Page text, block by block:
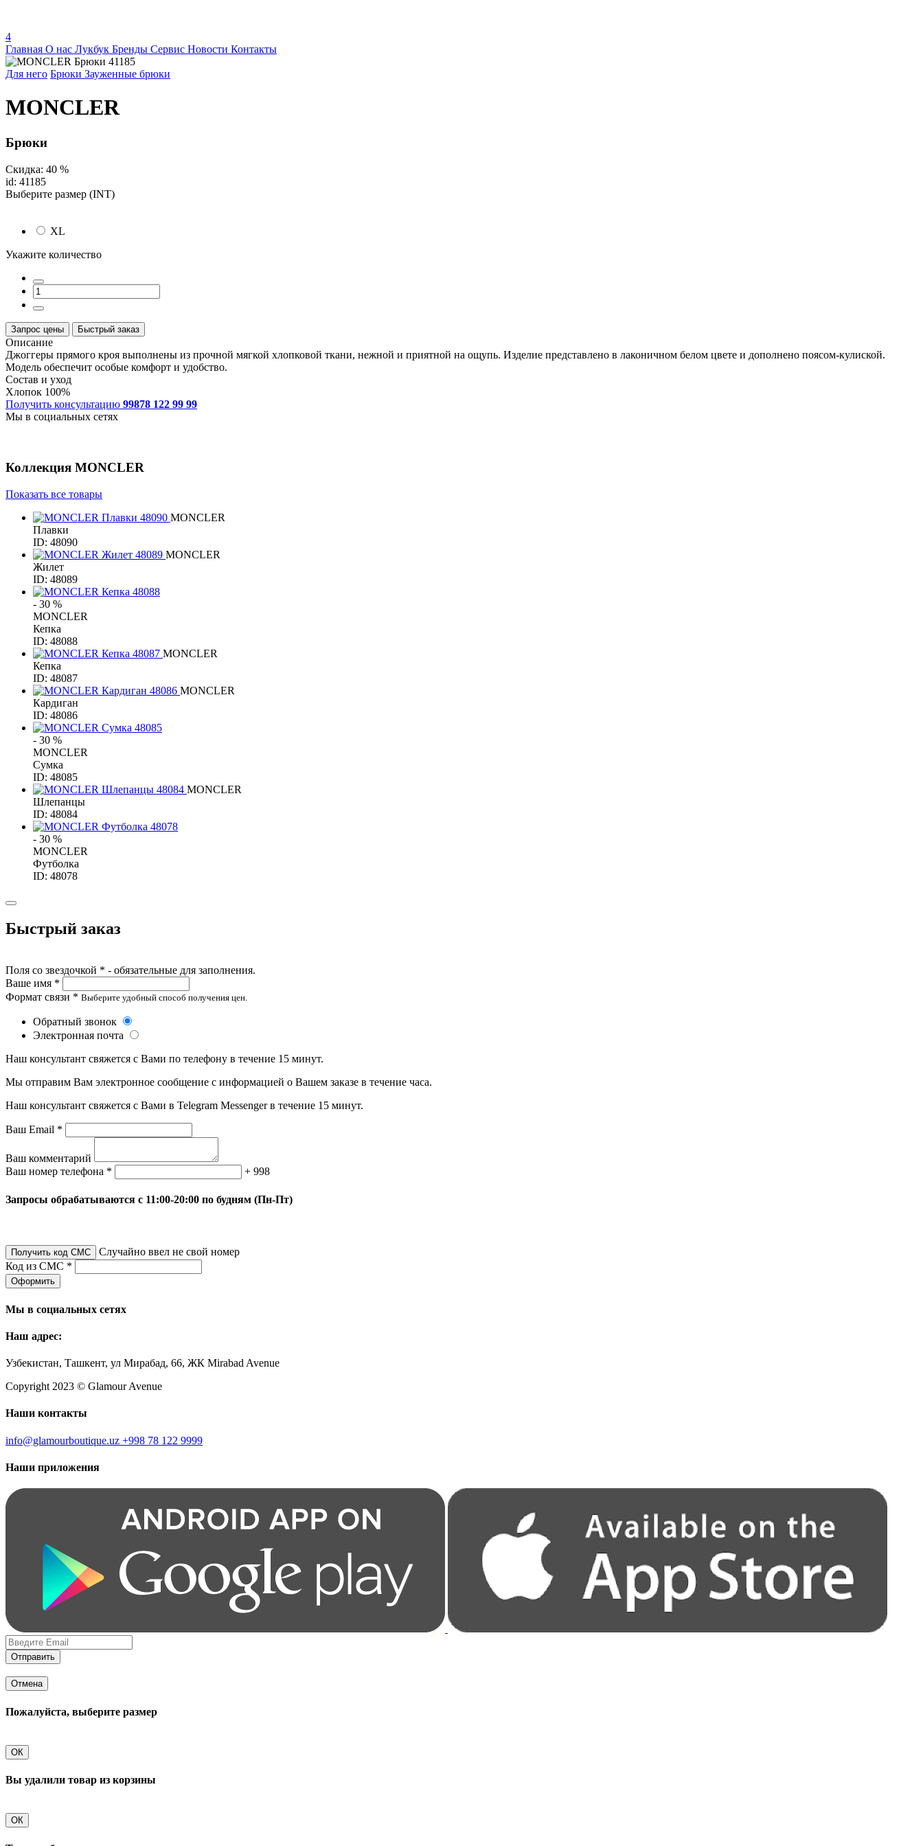
4
Главная О нас Лукбук Бренды Сервис Новости Контакты
Для него Брюки Зауженные брюки
MONCLER
Брюки
Скидка: 40 %
id: 41185
Выберите размер (INT)
XL
Укажите количество
Запрос цены Быстрый заказ
Описание
Джоггеры прямого кроя выполнены из прочной мягкой хлопковой ткани, нежной и приятной на ощупь. Изделие представлено в лаконичном белом цвете и дополнено поясом-кулиской.
Модель обеспечит особые комфорт и удобство.
Состав и уход
Хлопок 100%
Получить консультацию 99878 122 99 99
Мы в социальных сетях
Коллекция MONCLER
Показать все товары
MONCLER
Плавки
ID: 48090
MONCLER
Жилет
ID: 48089
- 30 %
MONCLER
Кепка
ID: 48088
MONCLER
Кепка
ID: 48087
MONCLER
Кардиган
ID: 48086
- 30 %
MONCLER
Сумка
ID: 48085
MONCLER
Шлепанцы
ID: 48084
- 30 %
MONCLER
Футболка
ID: 48078
Быстрый заказ
Поля со звездочкой * - обязательные для заполнения.
Ваше имя *
Формат связи * Выберите удобный способ получения цен.
Обратный звонок
Электронная почта
Наш консультант свяжется с Вами по телефону в течение 15 минут.
Мы отправим Вам электронное сообщение с информацией о Вашем заказе в течение часа.
Наш консультант свяжется с Вами в Telegram Messenger в течение 15 минут.
Ваш Email *
Ваш комментарий
Ваш номер телефона *
+ 998
Запросы обрабатываются с 11:00-20:00 по будням (Пн-Пт)
Получить код СМС
Случайно ввел не свой номер
Код из СМС *
Оформить
Мы в социальных сетях
Наш адрес:
Узбекистан, Ташкент, ул Мирабад, 66, ЖК Mirabad Avenue
Copyright 2023 © Glamour Avenue
Наши контакты
info@glamourboutique.uz +998 78 122 9999
Наши приложения
Отправить
Отмена
Пожалуйста, выберите размер
ОК
Вы удалили товар из корзины
ОК